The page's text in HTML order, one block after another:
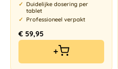
Duidelijke dosering per
tablet
Professioneel verpakt
€ 59,95
+